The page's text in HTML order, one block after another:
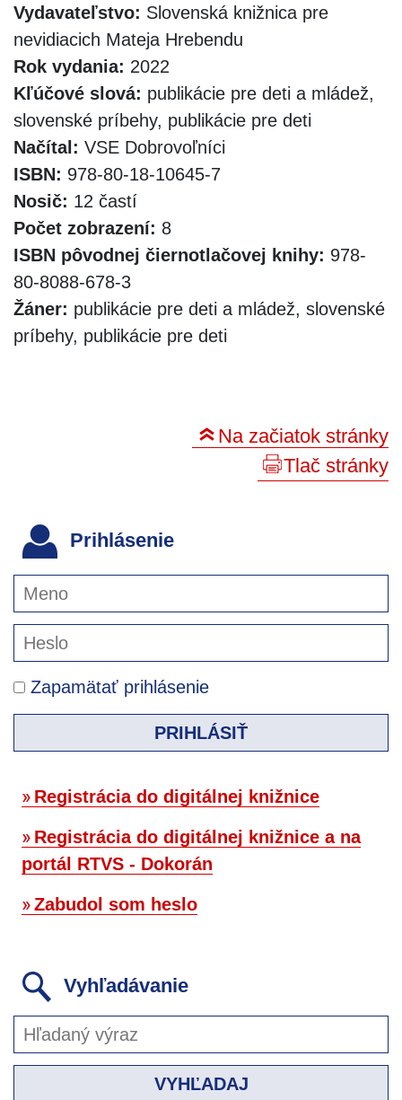
Vydavateľstvo: Slovenská knižnica pre
nevidiacich Mateja Hrebendu
Rok vydania: 2022
Kľúčové slová: publikácie pre deti a mládež,
slovenské príbehy, publikácie pre deti
Načítal: VSE Dobrovoľníci
ISBN: 978-80-18-10645-7
Nosič: 12 častí
Počet zobrazení: 8
ISBN pôvodnej čiernotlačovej knihy: 978-
80-8088-678-3
Žáner: publikácie pre deti a mládež, slovenské
príbehy, publikácie pre deti
Na začiatok stránky
Tlač stránky
Prihlásenie
Zapamätať prihlásenie
PRIHLÁSIŤ
Registrácia do digitálnej knižnice
Registrácia do digitálnej knižnice a na
portál RTVS - Dokorán
Zabudol som heslo
Vyhľadávanie
VYHĽADAJ